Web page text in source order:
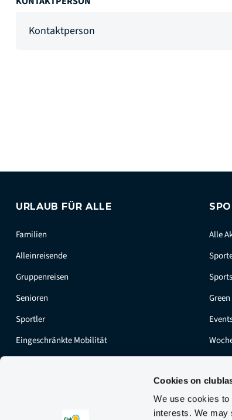
Cookies on
We use cookies
interests. We may
URLAUB FÜR ALLE
Familien
Alleinreisende
Gruppenreisen
Senioren
Sportler
Eingeschränkte Mobilität
Alle